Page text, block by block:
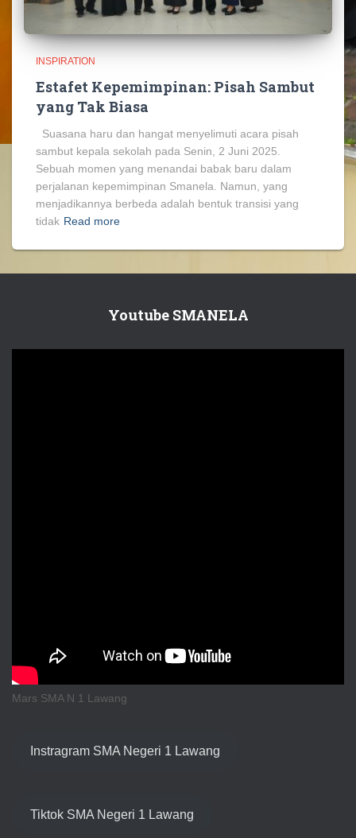
INSPIRATION
Estafet Kepemimpinan: Pisah Sambut
yang Tak Biasa
Suasana haru dan hangat menyelimuti acara pisah
sambut kepala sekolah pada Senin, 2 Juni 2025.
Sebuah momen yang menandai babak baru dalam
perjalanan kepemimpinan Smanela. Namun, yang
menjadikannya berbeda adalah bentuk transisi yang
tidak Read more
Youtube SMANELA
Mars SMA N 1 Lawang
Instragram SMA Negeri 1 Lawang
Tiktok SMA Negeri 1 Lawang